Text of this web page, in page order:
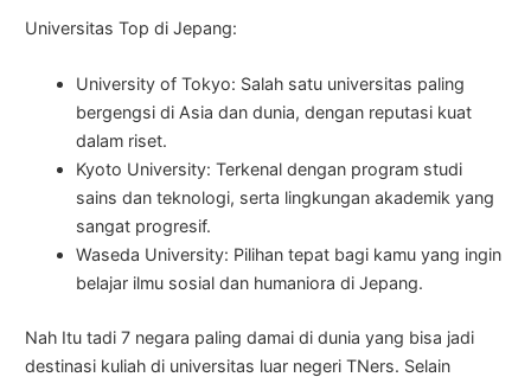
Universitas Top di Jepang:
University of Tokyo: Salah satu universitas paling
bergengsi di Asia dan dunia, dengan reputasi kuat
dalam riset.
Kyoto University: Terkenal dengan program studi
sains dan teknologi, serta lingkungan akademik yang
sangat progresif.
Waseda University: Pilihan tepat bagi kamu yang ingin
belajar ilmu sosial dan humaniora di Jepang.
Nah Itu tadi 7 negara paling damai di dunia yang bisa jadi
destinasi kuliah di universitas luar negeri TNers. Selain